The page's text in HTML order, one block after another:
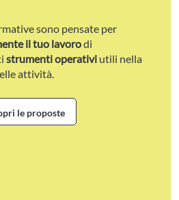
sono pensate per
il tuo lavorodi
strumenti operativi utili nella
attività.
le proposte
Scopri le proposte per i docenti